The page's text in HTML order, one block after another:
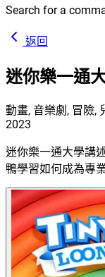
Search for a
返回
迷你樂一通
動畫, 音樂劇, 冒險,
2023
迷你樂一通大學講
鴨學習如何成為專